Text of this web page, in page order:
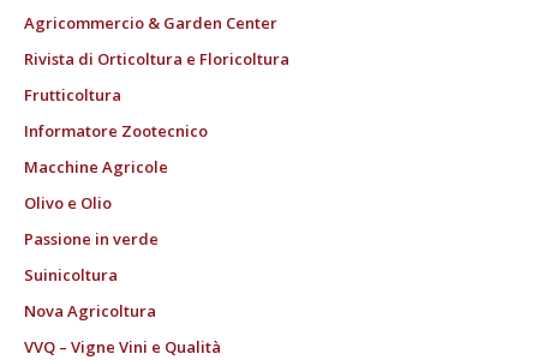
Agricommercio & Garden Center
Rivista di Orticoltura e Floricoltura
Frutticoltura
Informatore Zootecnico
Macchine Agricole
Olivo e Olio
Passione in verde
Suinicoltura
Nova Agricoltura
VVQ – Vigne Vini e Qualità